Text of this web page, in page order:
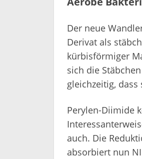
Der neue
Derivat als
kürbisförmiger
sich die
gleichzeitig,
Perylen-Diimide
auch. Die
absorbiert nun